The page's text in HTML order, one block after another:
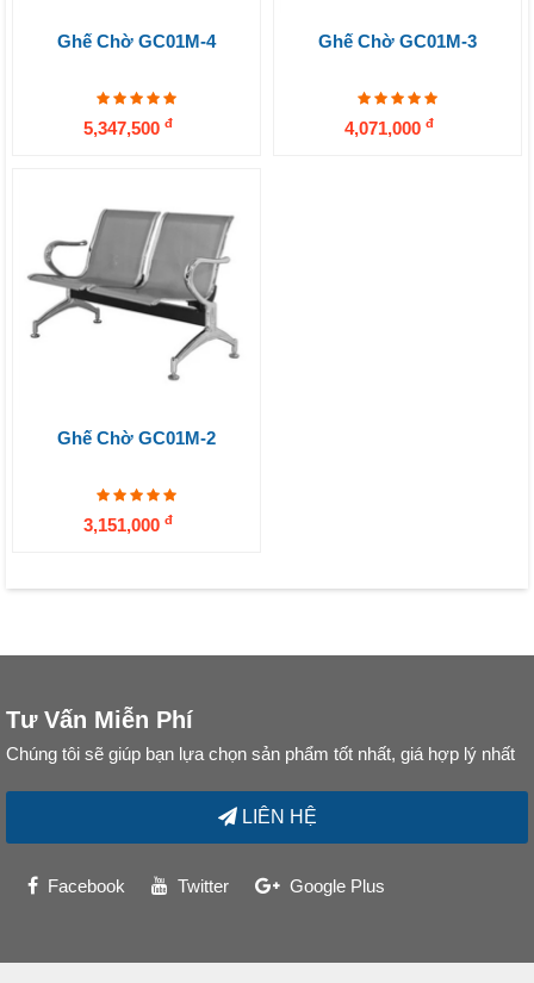
Ghế Chờ GC01M-4
5,347,500 đ
Ghế Chờ GC01M-3
4,071,000 đ
Ghế Chờ GC01M-2
3,151,000 đ
Tư Vấn Miễn Phí
Chúng tôi sẽ giúp bạn lựa chọn sản phẩm tốt nhất, giá hợp lý nhất
LIÊN HỆ
Facebook Twitter Google Plus